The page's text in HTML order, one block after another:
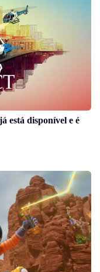
está disponível e é